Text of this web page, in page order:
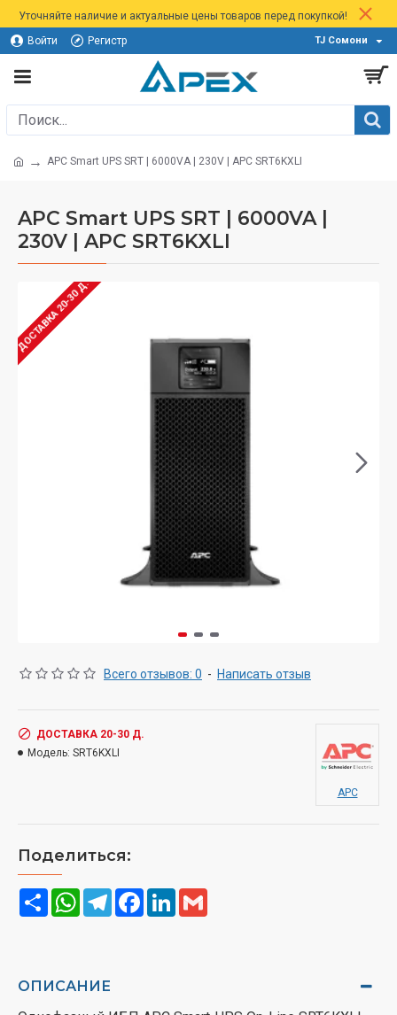
Уточняйте наличие и актуальные цены товаров перед покупкой!
Войти Регистр TJ Сомони
APC Smart UPS SRT | 6000VA | 230V | APC SRT6KXLI
APC Smart UPS SRT | 6000VA |
230V | APC SRT6KXLI
ДОСТАВКА 20-30 Д.
Всего отзывов: 0 - Написать отзыв
ДОСТАВКА 20-30 Д.
Модель: SRT6KXLI
APC
Поделиться:
Share WhatsAppTelegramFacebook
LinkedIn
ОПИСАНИЕ